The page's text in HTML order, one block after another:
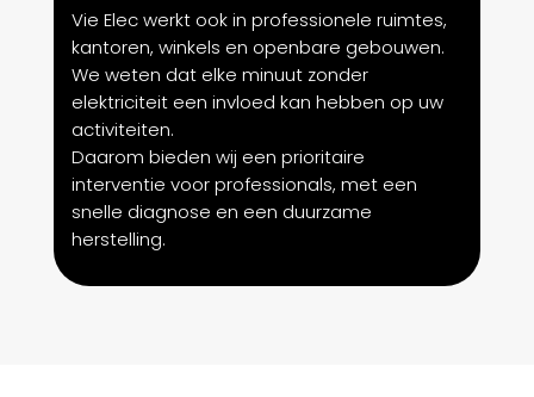
Vie Elec werkt ook in professionele ruimtes,
kantoren, winkels en openbare gebouwen.
We weten dat elke minuut zonder
elektriciteit een invloed kan hebben op uw
activiteiten.
Daarom bieden wij een prioritaire
interventie voor professionals, met een
snelle diagnose en een duurzame
herstelling.